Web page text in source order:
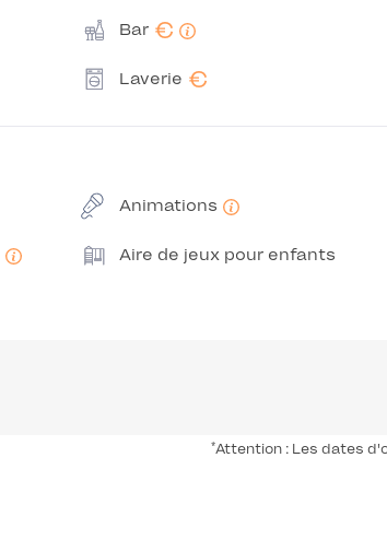
Bar €
Laverie €
Animations
Aire de jeux pour enfants
*Attention : Les dates